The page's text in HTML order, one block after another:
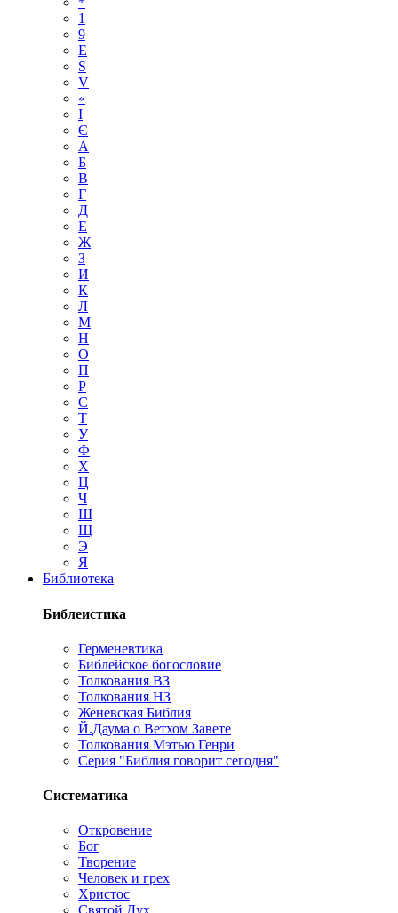
1
9
E
S
V
«
І
Є
А
Б
В
Г
Д
Е
Ж
З
И
К
Л
М
Н
О
П
Р
С
Т
У
Ф
Х
Ц
Ч
Ш
Щ
Э
Я
Библиотека
Библеистика
Герменевтика
Библейское богословие
Толкования ВЗ
Толкования НЗ
Женевская Библия
Й.Даума о Ветхом Завете
Толкования Мэтью Генри
Серия "Библия говорит сегодня"
Систематика
Откровение
Бог
Творение
Человек и грех
Христос